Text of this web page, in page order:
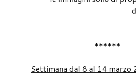
******
Settimana dal 8 al 14 marzo